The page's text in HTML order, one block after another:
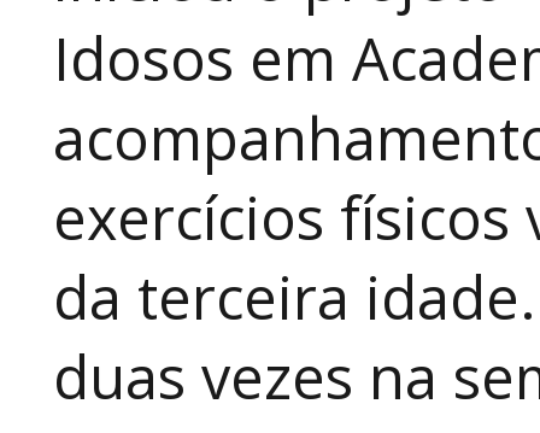
Idosos em
exercícios físicos
da terceira
duas vezes na